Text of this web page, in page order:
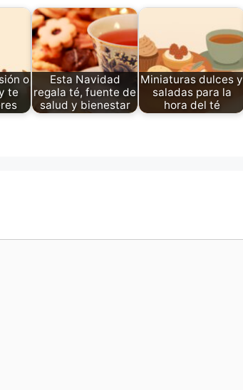
o
te
Esta Navidad
regala té, fuente de
salud y bienestar
Miniaturas dulces y
saladas para la
hora del té